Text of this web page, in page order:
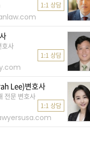
1:1 상담
호사
1:1 상담
Lee)변호사
전문 변호사
1:1 상담